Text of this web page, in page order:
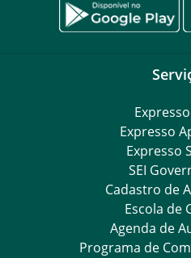
Expresso
Expresso
SEI
Cadastro de
Escola de
Agenda de
Programa de